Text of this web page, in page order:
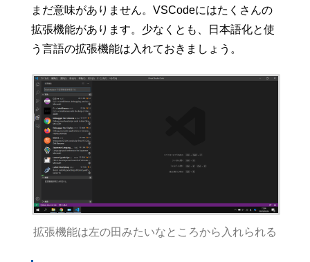
まだ意味がありません。VSCodeにはたくさんの
拡張機能があります。少なくとも、日本語化と使
う言語の拡張機能は入れておきましょう。
拡張機能は左の田みたいなところから入れられる